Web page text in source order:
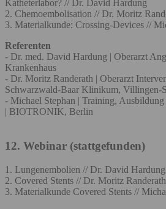
Katheterlabor? // Dr. David Hardung
2. Chemoembolisation // Dr. Moritz
3. Materialkunde: Crossing-Devices //
Referenten
- Dr. med. David Hardung | Oberarzt
Krankenhaus
- Dr. Moritz Randerath | Oberarzt
Schwarzwald-Baar Klinikum, Villingen-
- Michael Stephan | Training,
| BIOTRONIK, Berlin
12. Webinar (stattgefunden)
1. Lungenembolien // Dr. David Hardung
2. Covered Stents // Dr. Moritz Randerath
3. Materialkunde Covered Stents //